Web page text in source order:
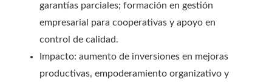
garantías parciales; formación en gestión
empresarial para cooperativas y apoyo en
control de calidad.
Impacto: aumento de inversiones en mejoras
productivas, empoderamiento organizativo y